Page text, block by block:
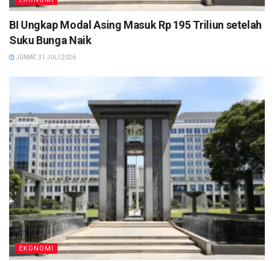
BI Ungkap Modal Asing Masuk Rp 195 Triliun setelah
Suku Bunga Naik
JUMAT, 31 JULI 2026
EKONOMI